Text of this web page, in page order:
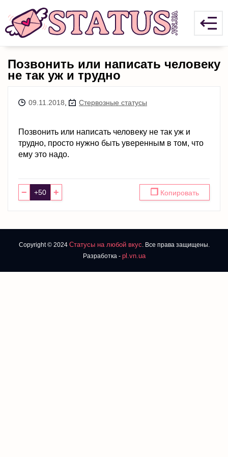
Позвонить или написать человеку
не так уж и трудно
09.11.2018 Стервозные статусы
Позвонить или написать человеку не так уж и
трудно, просто нужно быть уверенным в том, что
ему это надо.
− + ❐ Копировать
Copyright © 2024 Статусы на любой вкус. Все права защищены.
Разработка - pl.vn.ua